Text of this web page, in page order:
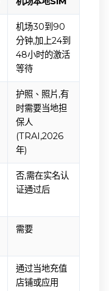
机场30到90
分钟,加上24到
48小时的激活
等待
护照、照片,有
时需要当地担
保人
(TRAI,2026
年)
否,需在实名认
证通过后
需要
通过当地充值
店铺或应用